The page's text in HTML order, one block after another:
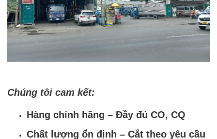
Chúng tôi cam kết:
Hàng chính hãng – Đầy đủ CO, CQ
Chất lượng ổn định – Cắt theo yêu cầu